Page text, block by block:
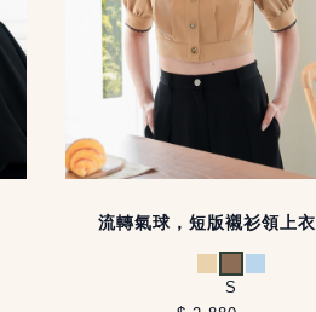
流轉氣球，短版襯衫領上衣
杏 卡其淺藍
S